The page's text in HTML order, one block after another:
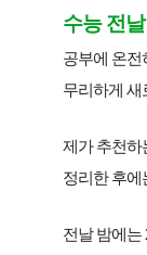
수능 전
공부에 온전
무리하게
제가 추천
정리한 후에
전날 밤에는